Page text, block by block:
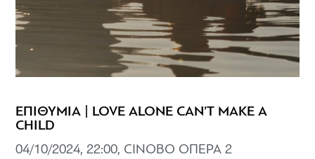
ΕΠΙΘΥΜΙΑ | LOVE ALONE CAN’T MAKE A
CHILD
04/10/2024, 22:00, CINOBO ΟΠΕΡΑ 2